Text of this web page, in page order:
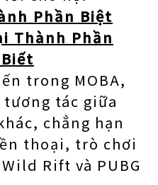
Phần Biệt
Thành Phần
trong MOBA,
tương tác giữa
chẳng hạn
thoại, trò chơi
Rift và PUBG